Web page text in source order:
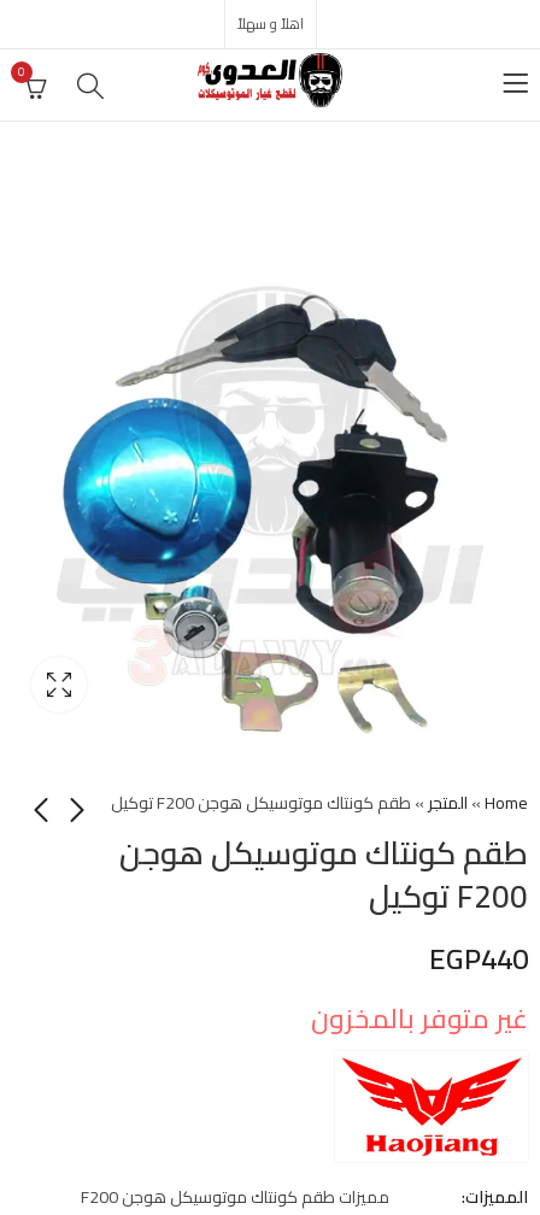
اهلاً و سهلاً
0
Home
»المتجر»طقم كونتاك موتوسيكل هوجن F200 توكيل
طقم كونتاك موتوسيكل هوجن
F200 توكيل
EGP440
غير متوفر بالمخزون
المميزات:
مميزات طقم كونتاك موتوسيكل هوجن F200